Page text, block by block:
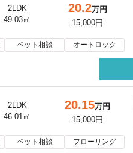
2LDK
49.03㎡
20.2万円
15,000円
ペット相談 オートロック
2LDK
46.01㎡
20.15万円
15,000円
ペット相談 フローリング